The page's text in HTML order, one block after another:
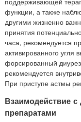
функции, а также
другими жизненно
принятия
часа, рекомендуется
активированного угля
форсированный
рекомендуется
При приступе астмы
Взаимодействие
препаратами